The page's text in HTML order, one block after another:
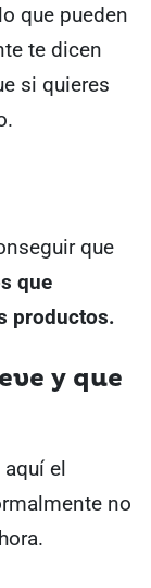
que pueden
te dicen
si quieres
que
que
productos.
y que
el
no